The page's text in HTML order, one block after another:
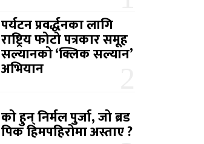
पर्यटन प्रवर्द्धनका लागि
राष्ट्रिय फोटो पत्रकार समूह
सल्यानको ‘क्लिक सल्यान’
अभियान
को हुन् निर्मल पुर्जा, जो ब्रड
पिक हिमपहिरोमा अस्ताए ?